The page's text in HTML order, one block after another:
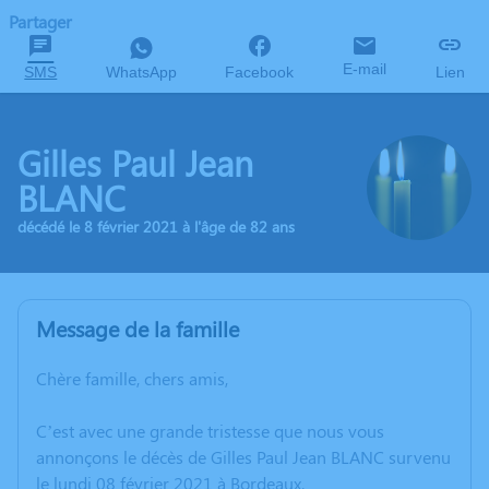
Partager
SMS WhatsApp Facebook E-mail Lien
Gilles Paul Jean
BLANC
décédé le 8 février 2021 à l'âge de 82 ans
Message de la famille
Chère famille, chers amis,
C’est avec une grande tristesse que nous vous
annonçons le décès de Gilles Paul Jean BLANC survenu
le lundi 08 février 2021 à Bordeaux.